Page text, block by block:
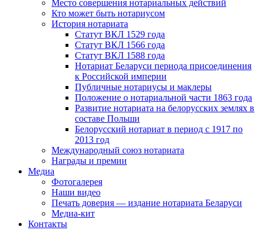
Место совершения нотариальных действий
Кто может быть нотариусом
История нотариата
Статут ВКЛ 1529 года
Статут ВКЛ 1566 года
Статут ВКЛ 1588 года
Нотариат Беларуси периода присоединения
к Российской империи
Публичные нотариусы и маклеры
Положение о нотариальной части 1863 года
Развитие нотариата на белорусских землях в
составе Польши
Белорусский нотариат в период с 1917 по
2013 год
Международный союз нотариата
Награды и премии
Медиа
Фотогалерея
Наши видео
Печать доверия — издание нотариата Беларуси
Медиа-кит
Контакты